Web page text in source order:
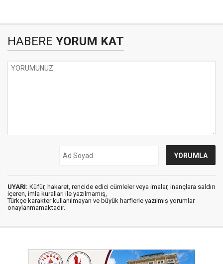
HABERE YORUM KAT
UYARI: Küfür, hakaret, rencide edici cümleler veya imalar, inançlara saldırı
içeren, imla kuralları ile yazılmamış,
Türkçe karakter kullanılmayan ve büyük harflerle yazılmış yorumlar
onaylanmamaktadır.